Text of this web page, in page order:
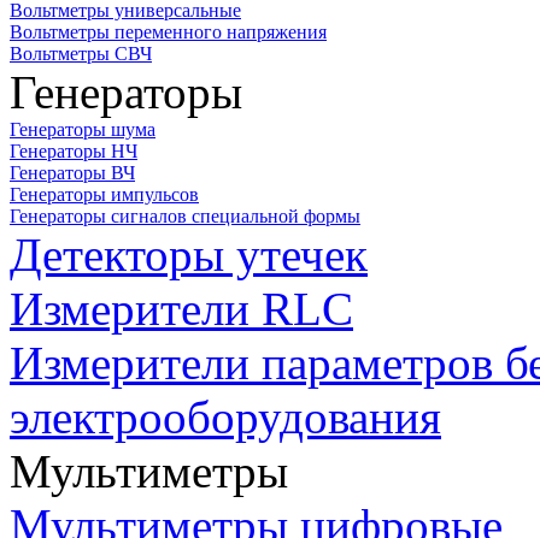
Вольтметры универсальные
Вольтметры переменного напряжения
Вольтметры СВЧ
Генераторы
Генераторы шума
Генераторы НЧ
Генераторы ВЧ
Генераторы импульсов
Генераторы сигналов специальной формы
Детекторы утечек
Измерители RLC
Измерители параметров
электрооборудования
Мультиметры
Мультиметры цифровые